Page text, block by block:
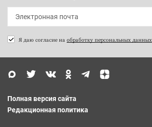
Я даю согласие на обработку персональных данных
Полная версия сайта
Редакционная политика